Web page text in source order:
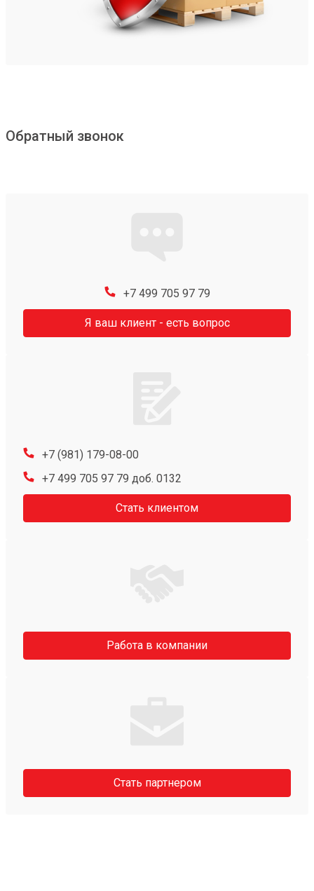
Обратный звонок
+7 499 705 97 79
Я ваш клиент - есть вопрос
+7 (981) 179-08-00
+7 499 705 97 79 доб. 0132
Стать клиентом
Работа в компании
Стать партнером